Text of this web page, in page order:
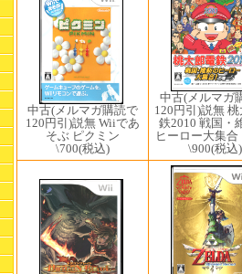
中古(メルマガ購読で
120円引)説無 Wiiであ
そぶ ピクミン
\700(税込)
中古(メルマガ
120円引)説無
鉄2010 戦国・
ヒーロー大集合
\900(税込)